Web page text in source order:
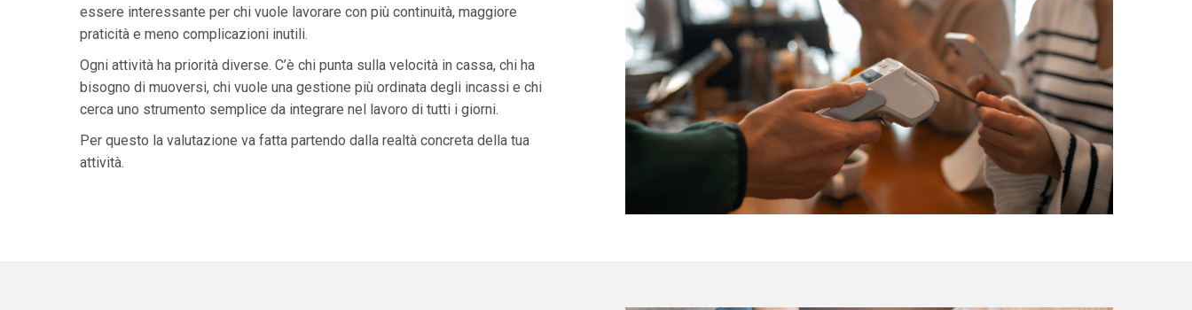
essere interessante per chi vuole lavorare con più continuità, maggiore
praticità e meno complicazioni inutili.
Ogni attività ha priorità diverse. C’è chi punta sulla velocità in cassa, chi ha
bisogno di muoversi, chi vuole una gestione più ordinata degli incassi e chi
cerca uno strumento semplice da integrare nel lavoro di tutti i giorni.
Per questo la valutazione va fatta partendo dalla realtà concreta della tua
attività.